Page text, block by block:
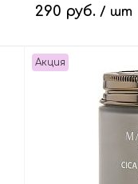
Mini
290 руб. / шт
Акция